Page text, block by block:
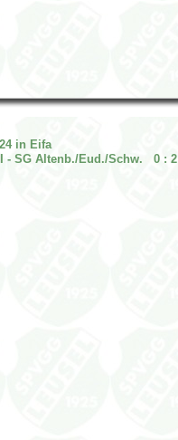
in Eifa
- SG Altenb./Eud./Schw. 0 : 2